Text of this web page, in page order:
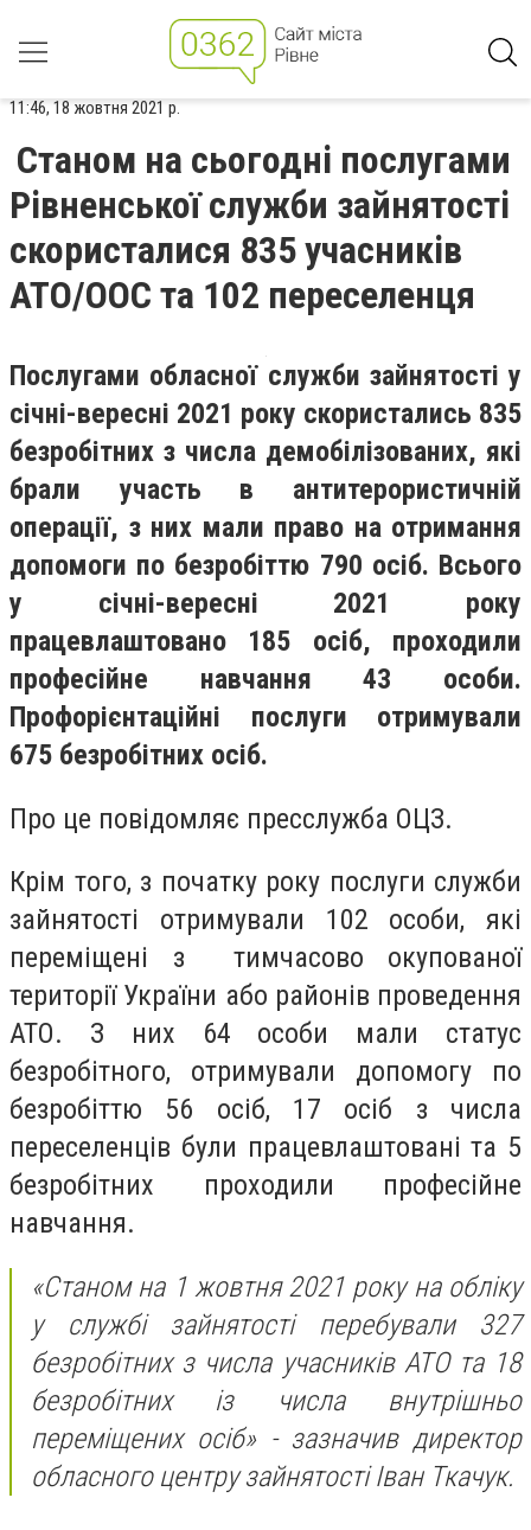
11:46, 18 жовтня 2021 р.
Станом на сьогодні послугами
Рівненської служби зайнятості
скористалися 835 учасників
АТО/ООС та 102 переселенця
Послугами обласної служби зайнятості у
січні-вересні 2021 року скористались 835
безробітних з числа демобілізованих, які
брали участь в антитерористичній
операції, з них мали право на отримання
допомоги по безробіттю 790 осіб. Всього
у січні-вересні 2021 року
працевлаштовано 185 осіб, проходили
професійне навчання 43 особи.
Профорієнтаційні послуги отримували
675 безробітних осіб.
Про це повідомляє пресслужба ОЦЗ.
Крім того, з початку року послуги служби
зайнятості отримували 102 особи, які
переміщені з тимчасово окупованої
території України або районів проведення
АТО. З них 64 особи мали статус
безробітного, отримували допомогу по
безробіттю 56 осіб, 17 осіб з числа
переселенців були працевлаштовані та 5
безробітних проходили професійне
навчання.
«Станом на 1 жовтня2021 рокуна обліку
у службі зайнятості перебували 327
безробітних з числа учасників АТО та 18
безробітних із числа внутрішньо
переміщених осіб» - зазначив директор
обласного центру зайнятості Іван Ткачук.